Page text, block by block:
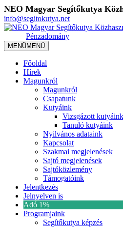
NEO Magyar Segítőkutya
info@segitokutya.net
Pénzadomány
MENÜMENÜ
Főoldal
Hírek
Magunkról
Magunkról
Csapatunk
Kutyáink
Vizsgázott kutyáink
Tanuló kutyáink
Nyilvános adataink
Kapcsolat
Szakmai megjelenések
Sajtó megjelenések
Sajtóközlemény
Támogatóink
Jelentkezés
Jelnyelven is
Adó 1%
Programjaink
Segítőkutya képzés